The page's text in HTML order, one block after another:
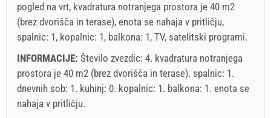
pogled na vrt, kvadratura notranjega prostora je 40 m2
(brez dvorišča in terase), enota se nahaja v pritličju,
spalnic: 1, kopalnic: 1, balkona: 1, TV, satelitski programi.
INFORMACIJE: Število zvezdic: 4. kvadratura notranjega
prostora je 40 m2 (brez dvorišča in terase). spalnic: 1.
dnevnih sob: 1. kuhinj: 0. kopalnic: 1. balkona: 1. enota se
nahaja v pritličju.